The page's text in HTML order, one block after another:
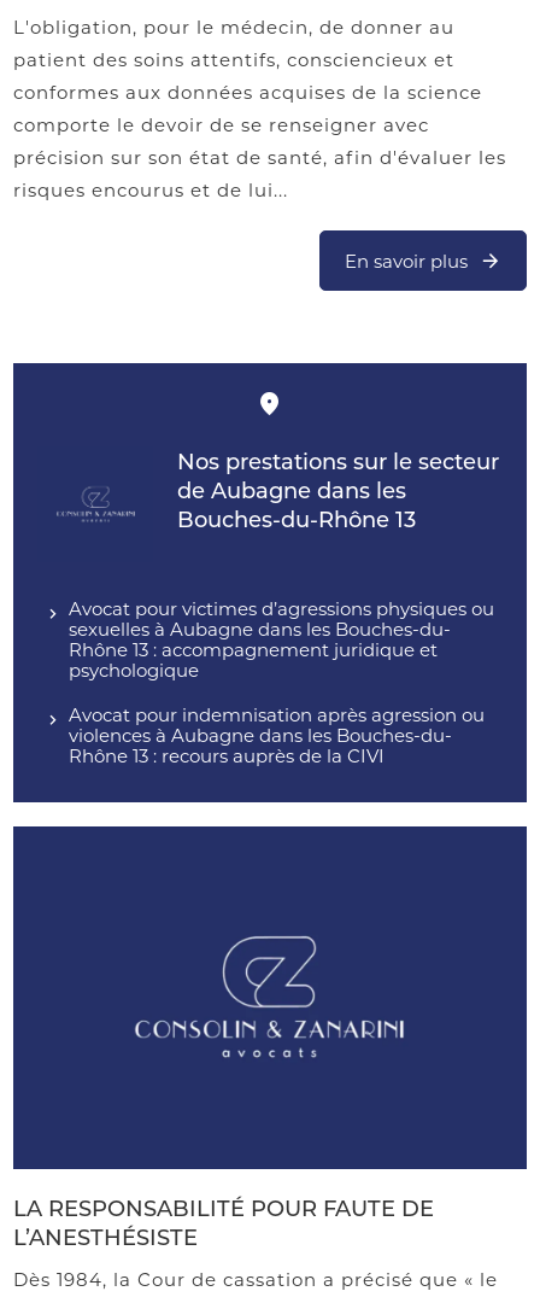
L'obligation, pour le médecin, de donner au
patient des soins attentifs, consciencieux et
conformes aux données acquises de la science
comporte le devoir de se renseigner avec
précision sur son état de santé, afin d'évaluer les
risques encourus et de lui...
En savoir plus
Nos prestations sur le secteur
de Aubagne dans les
Bouches-du-Rhône 13
Avocat pour victimes d’agressions physiques ou
sexuelles à Aubagne dans les Bouches-du-
Rhône 13 : accompagnement juridique et
psychologique
Avocat pour indemnisation après agression ou
violences à Aubagne dans les Bouches-du-
Rhône 13 : recours auprès de la CIVI
LA RESPONSABILITÉ POUR FAUTE DE
L’ANESTHÉSISTE
Dès 1984, la Cour de cassation a précisé que « le